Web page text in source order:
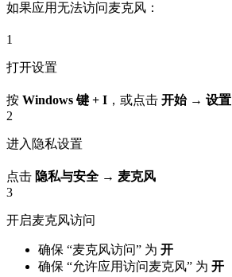
如果应用无法访问麦克风：
1
打开设置
按 Windows 键 + I ，或点击 开始→ 设置
2
进入隐私设置
点击 隐私与安全 → 麦克风
3
开启麦克风访问
确保 “麦克风访问” 为 开
确保 “允许应用访问麦克风” 为 开